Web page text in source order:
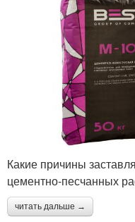
Какие причины
цементно-песчанных
читать дальше →